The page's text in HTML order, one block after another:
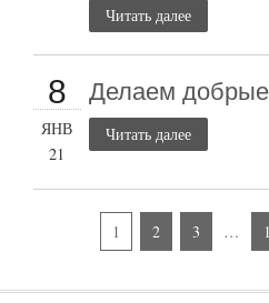
Читать далее
8
ЯНВ
21
Делаем
Читать далее
1 2 3 …